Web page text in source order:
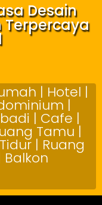
Desain
| Hotel |
|
| Cafe |
Tamu |
| Ruang
Balkon